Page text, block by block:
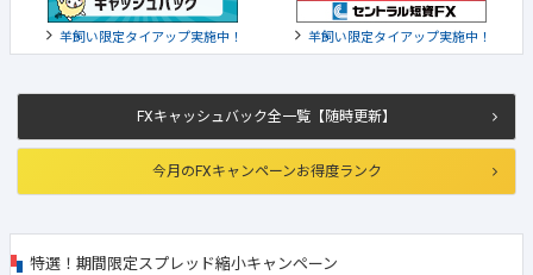
FXキャッシュバック全一覧【随時更新】
今月のFXキャンペーンお得度ランク
特選！期間限定スプレッド縮小キャンペーン
羊飼い限定タイアップ実施中！ 羊飼い限定タイアップ実施中！